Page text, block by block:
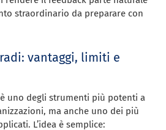
straordinario da preparare con
vantaggi, limiti e
uno degli strumenti più potenti a
ma anche uno dei più
L’idea è semplice: